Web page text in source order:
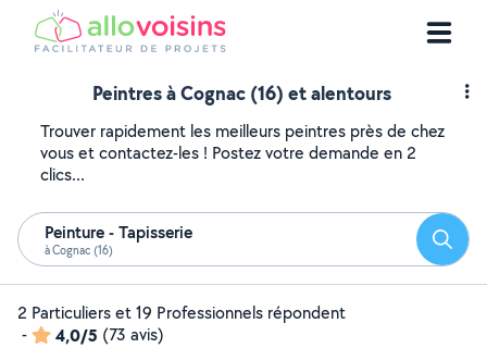
Peintres à Cognac (16) et alentours
Trouver rapidement les meilleurs peintres près de chez
vous et contactez-les ! Postez votre demande en 2
clics...
Peinture - Tapisserie
à Cognac (16)
2 Particuliers et 19 Professionnels répondent
-
4,0/5 (73 avis)